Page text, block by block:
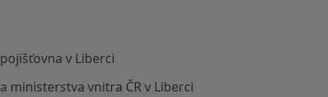
v Liberci
vnitra ČR v Liberci